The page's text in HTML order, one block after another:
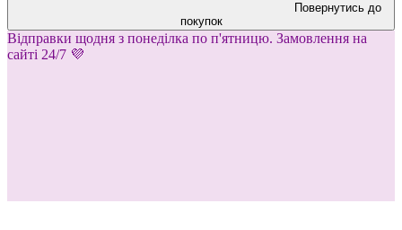
Повернутись до
покупок
Відправки щодня з понеділка по п'ятницю. Замовлення на
сайті 24/7 💜